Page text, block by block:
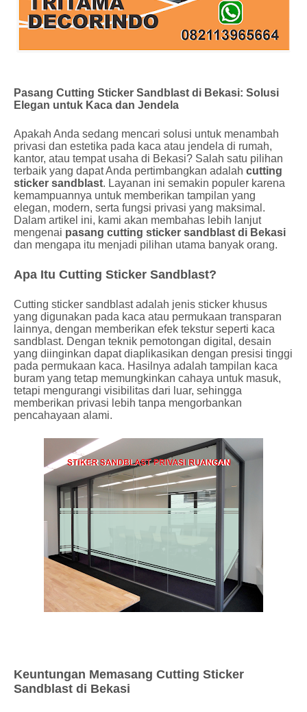
Pasang Cutting Sticker Sandblast di Bekasi: Solusi
Elegan untuk Kaca dan Jendela
Apakah Anda sedang mencari solusi untuk menambah
privasi dan estetika pada kaca atau jendela di rumah,
kantor, atau tempat usaha di Bekasi? Salah satu pilihan
terbaik yang dapat Anda pertimbangkan adalah cutting
sticker sandblast. Layanan ini semakin populer karena
kemampuannya untuk memberikan tampilan yang
elegan, modern, serta fungsi privasi yang maksimal.
Dalam artikel ini, kami akan membahas lebih lanjut
mengenai pasang cutting sticker sandblast di Bekasi
dan mengapa itu menjadi pilihan utama banyak orang.
Apa Itu Cutting Sticker Sandblast?
Cutting sticker sandblast adalah jenis sticker khusus
yang digunakan pada kaca atau permukaan transparan
lainnya, dengan memberikan efek tekstur seperti kaca
sandblast. Dengan teknik pemotongan digital, desain
yang diinginkan dapat diaplikasikan dengan presisi tinggi
pada permukaan kaca. Hasilnya adalah tampilan kaca
buram yang tetap memungkinkan cahaya untuk masuk,
tetapi mengurangi visibilitas dari luar, sehingga
memberikan privasi lebih tanpa mengorbankan
pencahayaan alami.
Keuntungan Memasang Cutting Sticker
Sandblast di Bekasi